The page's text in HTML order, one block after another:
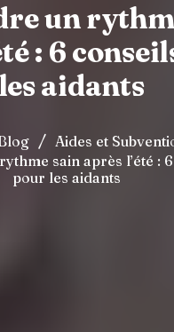
un
: 6
les aidants
/ Aides et
sain après l’été :
pour les aidants